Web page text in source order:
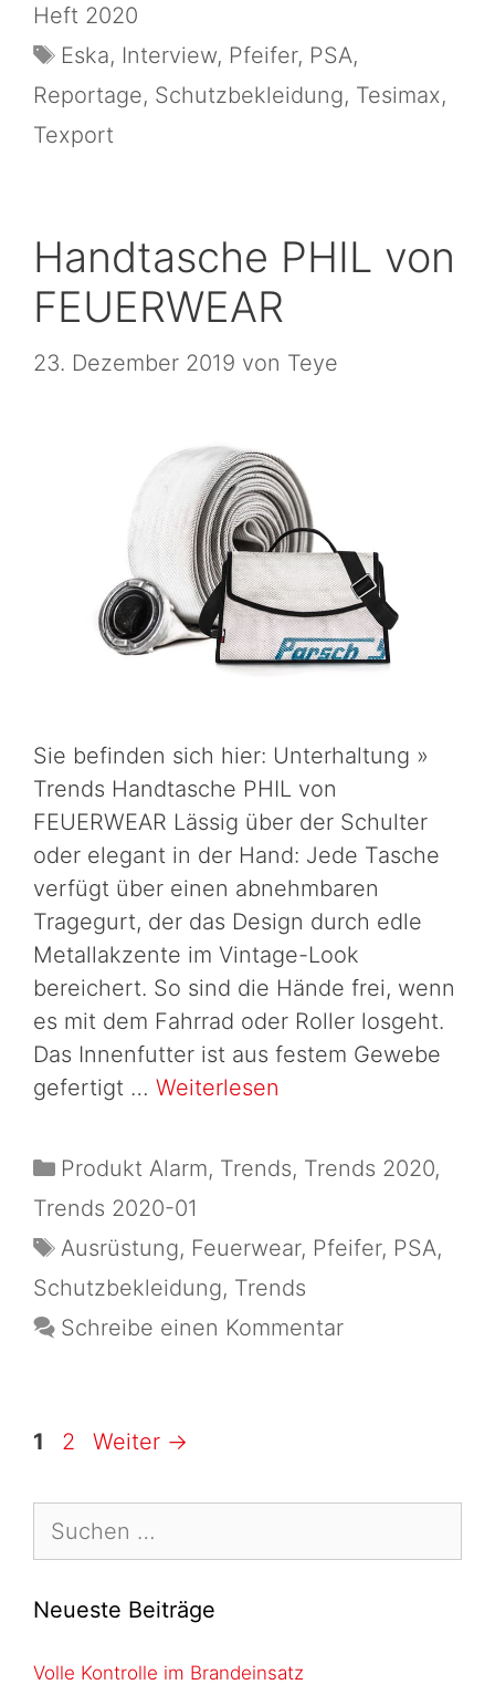
Heft 2020
Eska, Interview, Pfeifer, PSA,
Reportage, Schutzbekleidung, Tesimax,
Texport
Handtasche PHIL von
FEUERWEAR
23. Dezember 2019 von Teye
Sie befinden sich hier: Unterhaltung »
Trends Handtasche PHIL von
FEUERWEAR Lässig über der Schulter
oder elegant in der Hand: Jede Tasche
verfügt über einen abnehmbaren
Tragegurt, der das Design durch edle
Metallakzente im Vintage-Look
bereichert. So sind die Hände frei, wenn
es mit dem Fahrrad oder Roller losgeht.
Das Innenfutter ist aus festem Gewebe
gefertigt … Weiterlesen
Produkt Alarm, Trends, Trends 2020,
Trends 2020-01
Ausrüstung, Feuerwear, Pfeifer, PSA,
Schutzbekleidung, Trends
Schreibe einen Kommentar
1 2 Weiter →
Neueste Beiträge
Volle Kontrolle im Brandeinsatz